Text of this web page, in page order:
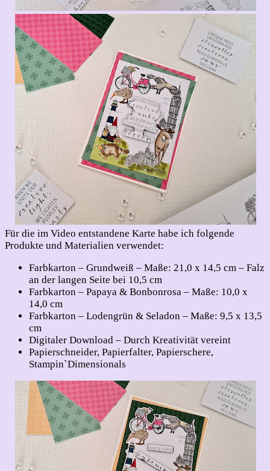
Für die im Video entstandene Karte habe ich folgende
Produkte und Materialien verwendet:
Farbkarton – Grundweiß – Maße: 21,0 x 14,5 cm – Falz
an der langen Seite bei 10,5 cm
Farbkarton – Papaya & Bonbonrosa – Maße: 10,0 x
14,0 cm
Farbkarton – Lodengrün & Seladon – Maße: 9,5 x 13,5
cm
Digitaler Download – Durch Kreativität vereint
Papierschneider, Papierfalter, Papierschere,
Stampin`Dimensionals